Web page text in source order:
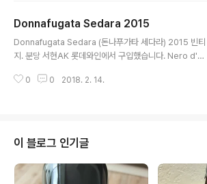
w.louislatour.com/en/wines/12/aloxe-corton-1e
r-cru-les-chaillots/2013
Donnafugata Sedara 2015
Donnafugata Sedara (돈나푸가타 세다라) 2015 빈티
지. 분당 서현AK 롯데와인에서 구입했습니다. Nero d'Av
라가 주 품종. 쉽게 맛보기 어려운 품종인 듯? 몬테풀치아
0 0 2018. 2. 14.
이 블로그 인기글